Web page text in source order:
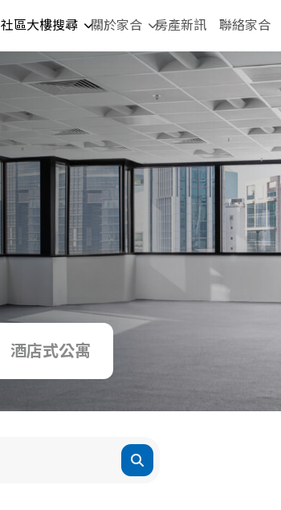
社區大樓搜尋 關於家合 房產新訊 聯絡家合
酒店式公寓